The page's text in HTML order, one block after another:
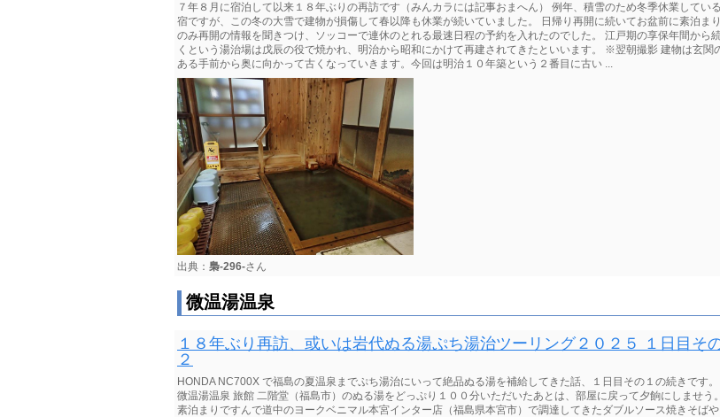
７年８月に宿泊して以来１８年ぶりの再訪です（みんカラには記事おまへん） 例年、積雪のため冬季休業している
宿ですが、この冬の大雪で建物が損傷して春以降も休業が続いていました。 日帰り再開に続いてお盆前に素泊まり
のみ再開の情報を聞きつけ、ソッコーで連休のとれる最速日程の予約を入れたのでした。 江戸期の享保年間から
くという湯治場は戊辰の役で焼かれ、明治から昭和にかけて再建されてきたといいます。 ※翌朝撮影 建物は玄関
ある手前から奥に向かって古くなっていきます。今回は明治１０年築という２番目に古い ...
出典： 梟-296-さん
微温湯温泉
１８年ぶり再訪、或いは岩代ぬる湯ぷち湯治ツーリング２０２５ １日目そ
２
HONDA NC700X で福島の夏温泉までぷち湯治にいって絶品ぬる湯を補給してきた話、１日目その１の続きです。
微温湯温泉 旅館 二階堂（福島市）のぬる湯をどっぷり１００分いただいたあとは、部屋に戻って夕餉にしませう。
素泊まりですんで道中のヨークベニマル本宮インター店（福島県本宮市）で調達してきたダブルソース焼きそばや